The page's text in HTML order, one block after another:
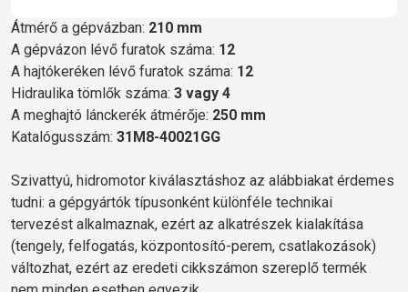
Átmérő a gépvázban: 210 mm
A gépvázon lévő furatok száma: 12
A hajtókeréken lévő furatok száma: 12
Hidraulika tömlők száma: 3 vagy 4
A meghajtó lánckerék átmérője: 250 mm
Katalógusszám: 31M8-40021GG
Szivattyú, hidromotor kiválasztáshoz az alábbiakat érdemes
tudni: a gépgyártók típusonként különféle technikai
tervezést alkalmaznak, ezért az alkatrészek kialakítása
(tengely, felfogatás, központosító-perem, csatlakozások)
változhat, ezért az eredeti cikkszámon szereplő termék